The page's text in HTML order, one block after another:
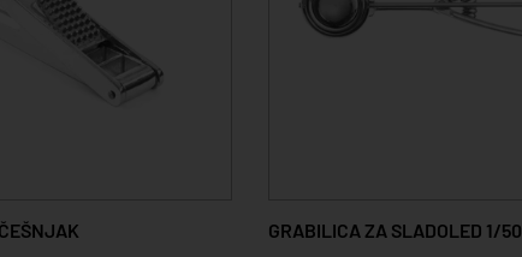
GRABILICA ZA SLADOLED 1/50